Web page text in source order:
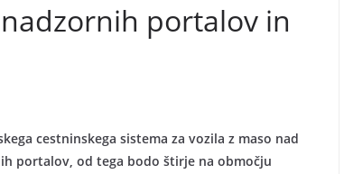
portalov in
cestninskega sistema za vozila z maso nad
portalov, od tega bodo štirje na območju